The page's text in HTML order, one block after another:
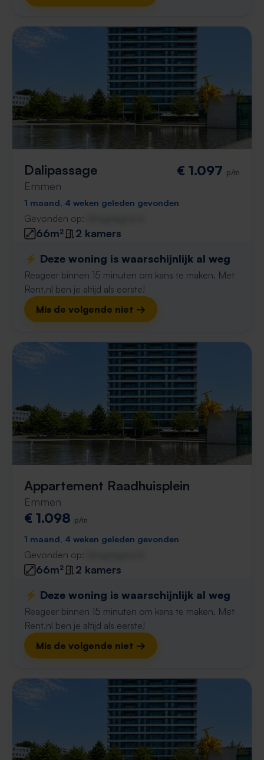
Dalipassage
Emmen
€ 1.097 p/m
1 maand, 4 weken geleden gevonden
Gevonden op:
66m²
2 kamers
⚡️ Deze woning is waarschijnlijk al weg
Reageer binnen 15 minuten om kans te maken. Met
Rent.nl ben je altijd als eerste!
Mis de volgende niet →
Appartement Raadhuisplein
Emmen
€ 1.098 p/m
1 maand, 4 weken geleden gevonden
Gevonden op:
66m²
2 kamers
⚡️ Deze woning is waarschijnlijk al weg
Reageer binnen 15 minuten om kans te maken. Met
Rent.nl ben je altijd als eerste!
Mis de volgende niet →